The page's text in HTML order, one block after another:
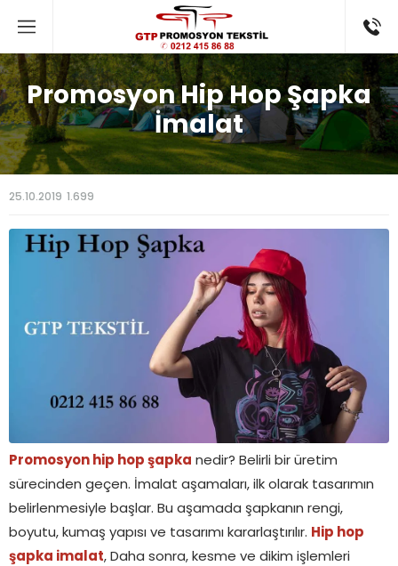
Promosyon Hip Hop Şapka
İmalat
25.10.2019 1.699
Promosyon hip hop şapka nedir? Belirli bir üretim
sürecinden geçen. İmalat aşamaları, ilk olarak tasarımın
belirlenmesiyle başlar. Bu aşamada şapkanın rengi,
boyutu, kumaş yapısı ve tasarımı kararlaştırılır. Hip hop
şapka imalat, Daha sonra, kesme ve dikim işlemleri